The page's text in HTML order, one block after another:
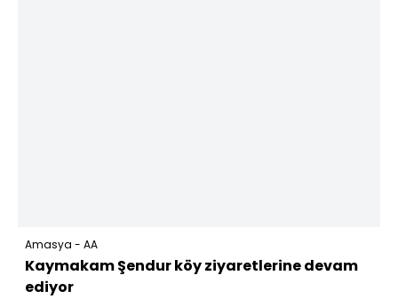
Amasya - AA
Kaymakam Şendur köy ziyaretlerine devam
ediyor